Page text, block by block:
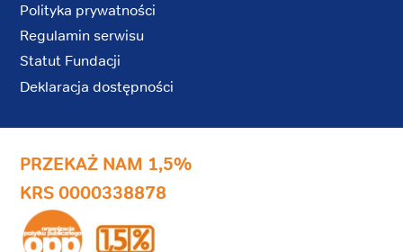
Polityka prywatności
Regulamin serwisu
Statut Fundacji
Deklaracja dostępności
PRZEKAŻ NAM 1,5%
KRS 0000338878